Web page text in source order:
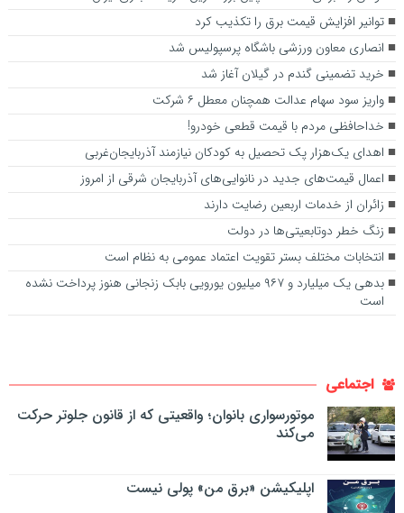
توانیر افزایش قیمت برق را تکذیب کرد
انصاری معاون ورزشی باشگاه پرسپولیس شد
خرید تضمینی گندم در گیلان آغاز شد
واریز سود سهام عدالت همچنان معطل ۶ شرکت
خداحافظی مردم با قیمت قطعی خودرو!
اهدای یک‌هزار پک تحصیل به کودکان نیازمند آذربایجان‌غربی
اعمال قیمت‌های جدید در نانوایی‌های آذربایجان شرقی از امروز
زائران از خدمات اربعین رضایت دارند
زنگ خطر دوتابعیتی‌ها در دولت
انتخابات مختلف بستر تقویت اعتماد عمومی به نظام است
بدهی یک میلیارد و ۹۶۷ میلیون یورویی بابک زنجانی هنوز پرداخت نشده
است
اجتماعی
موتورسواری بانوان؛ واقعیتی که از قانون جلوتر حرکت
می‌کند
اپلیکیشن «برق من» پولی نیست